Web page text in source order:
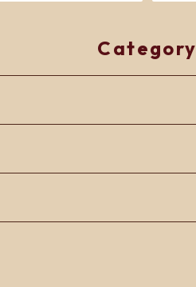
Category